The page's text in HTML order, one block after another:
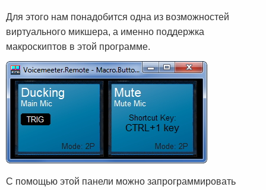
Для этого нам понадобится одна из возможностей
виртуального микшера, а именно поддержка
макроскиптов в этой программе.
С помощью этой панели можно запрограммировать